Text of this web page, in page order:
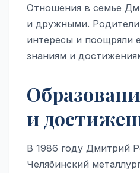
Отношения в семье
и дружными.
интересы и поощряли
знаниям и
и
В 1986 году Дмитрий
Челябинский